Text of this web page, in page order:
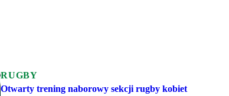
RUGBY
Otwarty trening naborowy sekcji rugby kobiet